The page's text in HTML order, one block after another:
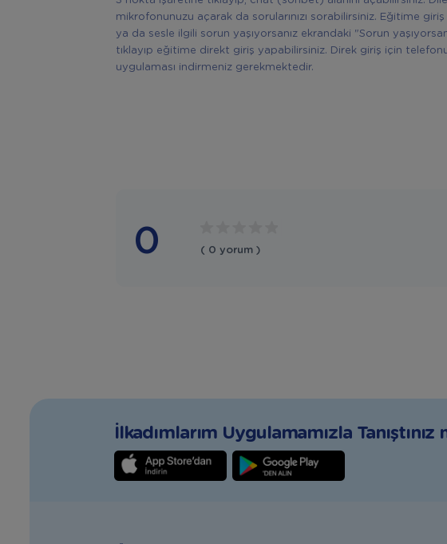
mikrofonunuzu açarak da sorularınızı sorabilirsiniz. Eğitime
ya da sesle ilgili sorun yaşıyorsanız ekrandaki "Sorun
tıklayıp eğitime direkt giriş yapabilirsiniz. Direk giriş için
uygulaması indirmeniz gerekmektedir.
0 ( 0 yorum )
İlkadımlarım Uygulamamızla Tanıştınız